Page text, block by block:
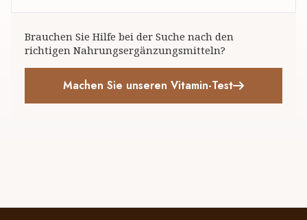
Brauchen Sie Hilfe bei der Suche nach den
richtigen Nahrungsergänzungsmitteln?
Machen Sie unseren Vitamin-Test